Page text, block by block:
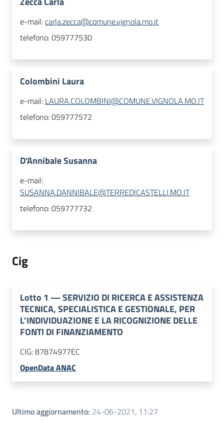
e-mail:carla.zecca@comune.vignola.mo.it
telefono:059777530
Colombini Laura
e-mail: LAURA.COLOMBINI@COMUNE.VIGNOLA.MO.IT
telefono:059777572
D'Annibale Susanna
e-mail:
SUSANNA.DANNIBALE@TERREDICASTELLI.MO.IT
telefono:059777732
Cig
Lotto 1 —SERVIZIO DI RICERCA E ASSISTENZA
TECNICA, SPECIALISTICA E GESTIONALE, PER
L’INDIVIDUAZIONE E LA RICOGNIZIONE DELLE
FONTI DI FINANZIAMENTO
CIG:87874977EC
OpenData ANAC
Ultimo aggiornamento: 24-06-2021, 11:27